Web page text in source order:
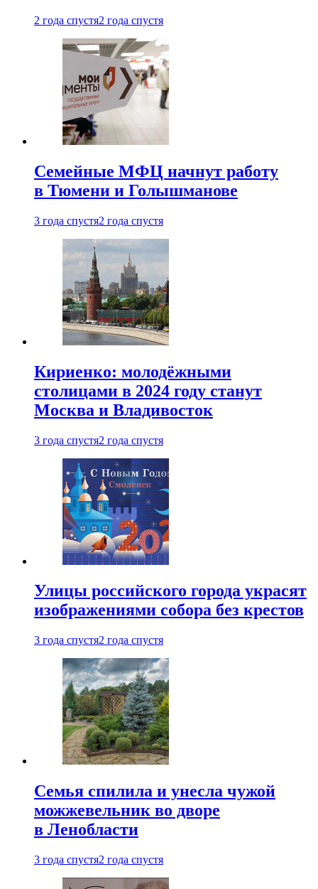
2 года спустя2 года спустя
Семейные МФЦ начнут работу
в Тюмени и Голышманове
3 года спустя2 года спустя
Кириенко: молодёжными
столицами в 2024 году станут
Москва и Владивосток
3 года спустя2 года спустя
Улицы российского города украсят
изображениями собора без крестов
3 года спустя2 года спустя
Семья спилила и унесла чужой
можжевельник во дворе
в Ленобласти
3 года спустя2 года спустя